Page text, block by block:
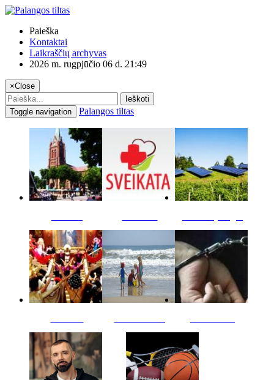
Paieška
Kontaktai
Laikraščių archyvas
2026 m. rugpjūčio 06 d. 21:49
×Close
Ieškoti
Toggle navigation
Palangos tiltas